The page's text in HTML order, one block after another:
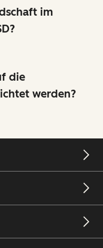
im
die
werden?